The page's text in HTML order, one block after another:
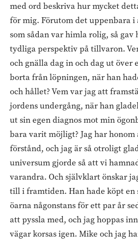
med ord beskriva hur mycket
för mig. Förutom det uppenbara
som sådan var himla rolig, så gav
tydliga perspektiv på tillvaron.
och gnälla dag in och dag ut över
borta från löpningen, när han
och hållet? Vem var jag att
jordens undergång, när han
ut sin egen diagnos mot min
bara varit möjligt? Jag har
förstånd, och jag är så otroligt
universum gjorde så att vi
varandra. Och självklart önskar
till i framtiden. Han hade köpt en
öarna någonstans för ett par år
att pyssla med, och jag hoppas
vägar korsas igen. Mike och jag